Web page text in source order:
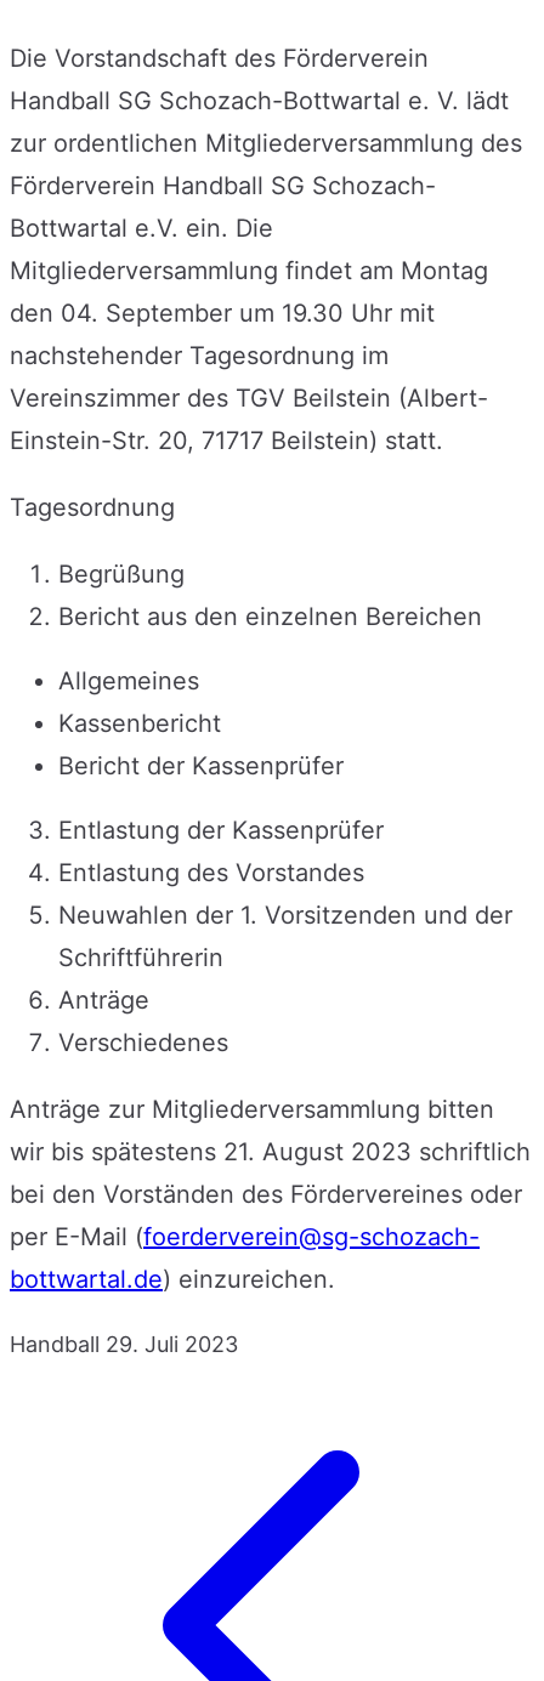
Die Vorstandschaft des Förderverein
Handball SG Schozach-Bottwartal e. V. lädt
zur ordentlichen Mitgliederversammlung des
Förderverein Handball SG Schozach-
Bottwartal e.V. ein. Die
Mitgliederversammlung findet am Montag
den 04. September um 19.30 Uhr mit
nachstehender Tagesordnung im
Vereinszimmer des TGV Beilstein (Albert-
Einstein-Str. 20, 71717 Beilstein) statt.
Tagesordnung
Begrüßung
Bericht aus den einzelnen Bereichen
Allgemeines
Kassenbericht
Bericht der Kassenprüfer
Entlastung der Kassenprüfer
Entlastung des Vorstandes
Neuwahlen der 1. Vorsitzenden und der
Schriftführerin
Anträge
Verschiedenes
Anträge zur Mitgliederversammlung bitten
wir bis spätestens 21. August 2023 schriftlich
bei den Vorständen des Fördervereines oder
per E-Mail (foerderverein@sg-schozach-
bottwartal.de) einzureichen.
Handball 29. Juli 2023